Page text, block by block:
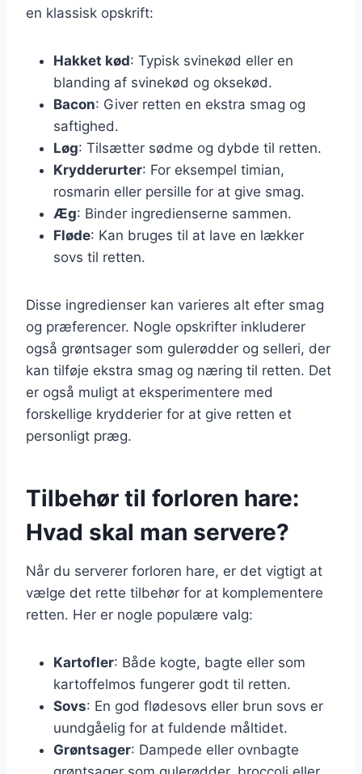
en klassisk opskrift:
Hakket kød: Typisk svinekød eller en
blanding af svinekød og oksekød.
Bacon: Giver retten en ekstra smag og
saftighed.
Løg: Tilsætter sødme og dybde til retten.
Krydderurter: For eksempel timian,
rosmarin eller persille for at give smag.
Æg: Binder ingredienserne sammen.
Fløde: Kan bruges til at lave en lækker
sovs til retten.
Disse ingredienser kan varieres alt efter smag
og præferencer. Nogle opskrifter inkluderer
også grøntsager som gulerødder og selleri, der
kan tilføje ekstra smag og næring til retten. Det
er også muligt at eksperimentere med
forskellige krydderier for at give retten et
personligt præg.
Tilbehør til forloren hare:
Hvad skal man servere?
Når du serverer forloren hare, er det vigtigt at
vælge det rette tilbehør for at komplementere
retten. Her er nogle populære valg:
Kartofler: Både kogte, bagte eller som
kartoffelmos fungerer godt til retten.
Sovs: En god flødesovs eller brun sovs er
uundgåelig for at fuldende måltidet.
Grøntsager: Dampede eller ovnbagte